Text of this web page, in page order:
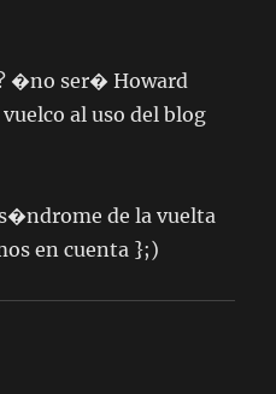
�no ser� Howard
al uso del blog
de la vuelta
en cuenta };)